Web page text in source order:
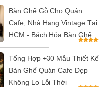
Bàn Ghế Gỗ Cho Quán
Cafe, Nhà Hàng Vintage Tại
HCM - Bách Hóa Bàn Ghế
Tổng Hợp +30 Mẫu Thiết Kế
Bàn Ghế Quán Cafe Đẹp
Không Lo Lỗi Thời